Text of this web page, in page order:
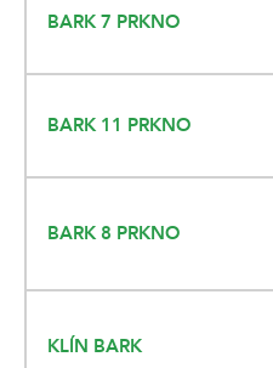
BARK 7 PRKNO
BARK 11 PRKNO
BARK 8 PRKNO
KLÍN BARK